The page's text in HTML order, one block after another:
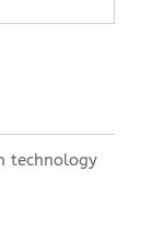
technology